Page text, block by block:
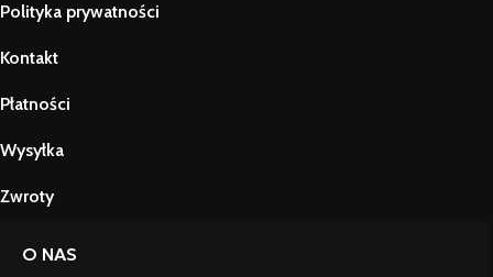
Polityka prywatności
Kontakt
Płatności
Wysyłka
Zwroty
O NAS